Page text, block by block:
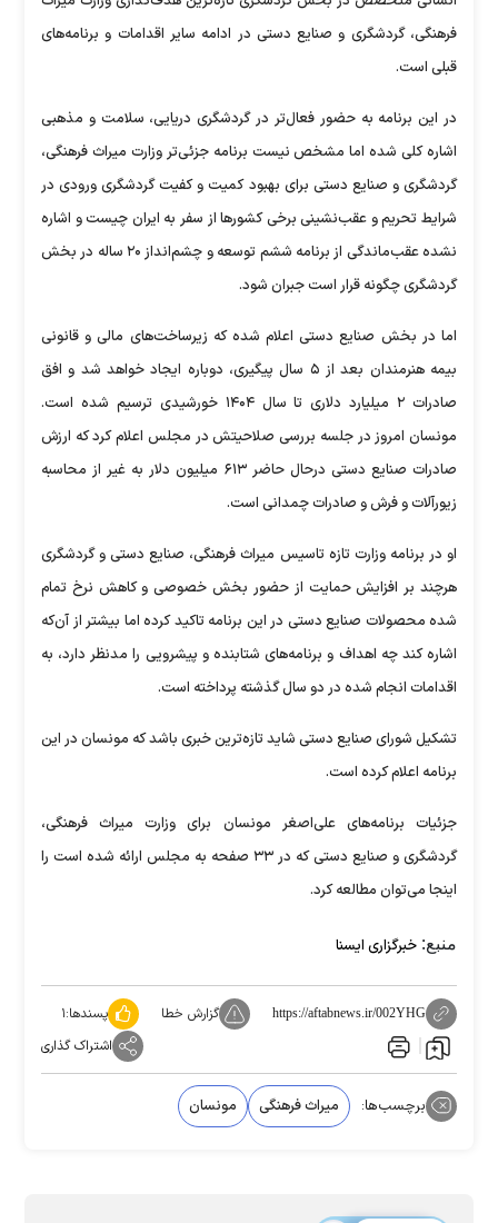
فرهنگی، گردشگری و صنایع دستی در ادامه سایر اقدامات و برنامه‌های
قبلی است.
در این برنامه به حضور فعال‌تر در گردشگری دریایی، سلامت و مذهبی
اشاره کلی شده اما مشخص نیست برنامه جزئی‌تر وزارت میراث فرهنگی،
گردشگری و صنایع دستی برای بهبود کمیت و کفیت گردشگری ورودی در
شرایط تحریم و عقب‌نشینی برخی کشورها از سفر به ایران چیست و اشاره
نشده عقب‌ماندگی از برنامه ششم توسعه و چشم‌انداز ۲۰ ساله در بخش
گردشگری چگونه قرار است جبران شود.
اما در بخش صنایع دستی اعلام شده که زیرساخت‌های مالی و قانونی
بیمه هنرمندان بعد از ۵ سال پیگیری، دوباره ایجاد خواهد شد و افق
صادرات ۲ میلیارد دلاری تا سال ۱۴۰۴ خورشیدی ترسیم شده است.
مونسان امروز در جلسه بررسی صلاحیتش در مجلس اعلام کرد که ارزش
صادرات صنایع دستی درحال حاضر ۶۱۳ میلیون دلار به غیر از محاسبه
زیورآلات و فرش و صادرات چمدانی است.
او در برنامه وزارت تازه تاسیس میراث فرهنگی، صنایع دستی و گردشگری
هرچند بر افزایش حمایت از حضور بخش خصوصی و کاهش نرخ تمام
شده محصولات صنایع دستی در این برنامه تاکید کرده اما بیشتر از آن‌که
اشاره کند چه اهداف و برنامه‌های شتابنده و پیشرویی را مدنظر دارد، به
اقدامات انجام شده در دو سال گذشته پرداخته است.
تشکیل شورای صنایع دستی شاید تازه‌ترین خبری باشد که مونسان در این
برنامه اعلام کرده است.
جزئیات برنامه‌های علی‌اصغر مونسان برای وزارت میراث فرهنگی،
گردشگری و صنایع دستی که در ۳۳ صفحه به مجلس ارائه شده است را
اینجا می‌توان مطالعه کرد.
منبع: خبرگزاری ایسنا
https://aftabnews.ir/002YHG گزارش خطا پسندها:۱
اشتراک گذاری
برچسب‌ها: میراث فرهنگی مونسان